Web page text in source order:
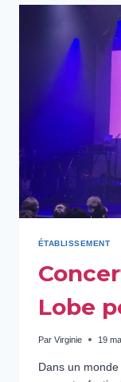
ÉTABLISSEMENT
Lobe
Par Virginie 19
Dans un